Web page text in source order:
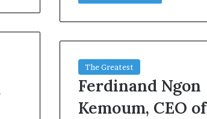
The Greatest
Ferdinand Ngon
Kemoum, CEO of